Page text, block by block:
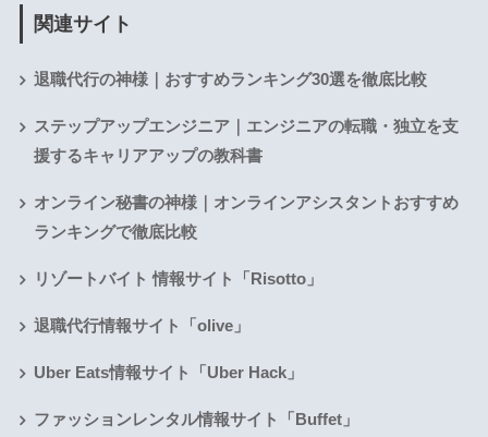
関連サイト
退職代行の神様｜おすすめランキング30選を徹底比較
ステップアップエンジニア｜エンジニアの転職・独立を支
援するキャリアアップの教科書
オンライン秘書の神様｜オンラインアシスタントおすすめ
ランキングで徹底比較
リゾートバイト 情報サイト「Risotto」
退職代行情報サイト「olive」
Uber Eats情報サイト「Uber Hack」
ファッションレンタル情報サイト「Buffet」